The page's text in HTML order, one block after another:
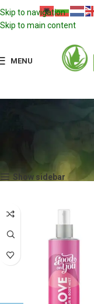
Skip to navigation
Skip to main content
MENU
Προβάλλονται όλα - 3
Show sidebar